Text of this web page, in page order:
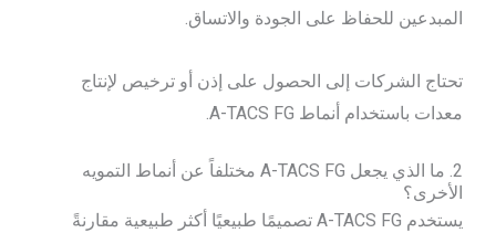
المبدعين للحفاظ على الجودة والاتساق.
تحتاج الشركات إلى الحصول على إذن أو ترخيص لإنتاج
معدات باستخدام أنماط A-TACS FG.
2. ما الذي يجعل A-TACS FG مختلفاً عن أنماط التمويه
الأخرى؟
يستخدم A-TACS FG تصميمًا طبيعيًا أكثر طبيعية مقارنةً